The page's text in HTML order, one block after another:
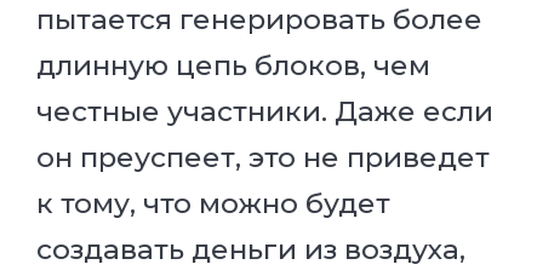
пытается генерировать более
длинную цепь блоков, чем
честные участники. Даже если
он преуспеет, это не приведет
к тому, что можно будет
создавать деньги из воздуха,